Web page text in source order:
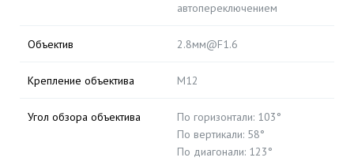
автопереключением
Объектив 2.8мм@F1.6
Крепление объектива M12
Угол обзора объектива
По горизонтали: 103°
По вертикали: 58°
По диагонали: 123°